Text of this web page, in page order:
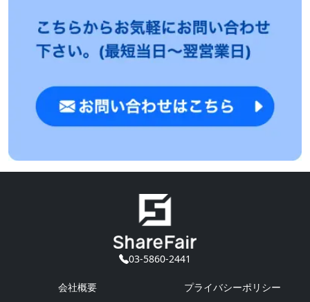
03-5860-2441
会社概要
プライバシーポリシー